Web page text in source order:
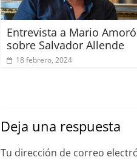
Entrevista a Mario
sobre Salvador Allende
18 febrero, 2024
Deja una respuesta
Tu dirección de correo